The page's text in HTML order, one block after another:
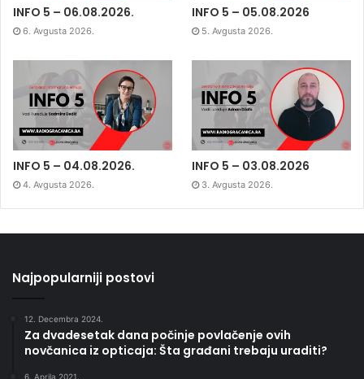
INFO 5 – 06.08.2026.
6. Avgusta 2026.
INFO 5 – 05.08.2026
5. Avgusta 2026.
INFO 5 – 04.08.2026.
4. Avgusta 2026.
INFO 5 – 03.08.2026
3. Avgusta 2026.
Najpopularniji postovi
12. Decembra 2024.
Za dvadesetak dana počinje povlačenje ovih
novčanica iz opticaja: Šta građani trebaju uraditi?
6. Aprila 2021.